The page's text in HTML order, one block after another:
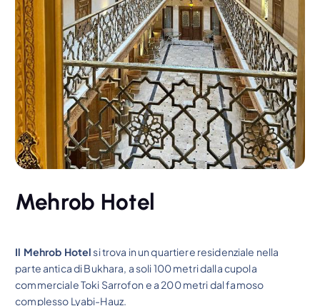
Mehrob Hotel
Il Mehrob Hotelsi trova in un quartiere residenziale nella
parte antica di Bukhara, a soli 100 metri dalla cupola
commerciale Toki Sarrofon e a 200 metri dal famoso
complesso Lyabi-Hauz.